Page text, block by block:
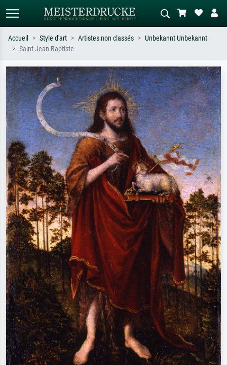
Recherchez par artiste, titre ou style –
ex. Monet, Nuit étoilée,
impressionnisme, vague de Hokusai,
nu.
Décrivez la scène – ex. prairie verte,
abstrait avec beaucoup de rouge,
tableau sombre, nu debout près d'un
arbre.
Accueil Style d'art Artistes non classés
Unbekannt Unbekannt
Saint Jean-Baptiste